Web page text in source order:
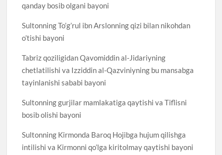
qanday bosib olgani bayoni
Sultonning To’g’rul ibn Arslonning qizi bilan nikohdan
o’tishi bayoni
Tabriz qoziligidan Qavomiddin al-Jidariyning
chetlatilishi va Izziddin al-Qazviniyning bu mansabga
tayinlanishi sababi bayoni
Sultonning gurjilar mamlakatiga qaytishi va Tiflisni
bosib olishi bayoni
Sultonning Kirmonda Baroq Hojibga hujum qilishga
intilishi va Kirmonni qo’lga kiritolmay qaytishi bayoni